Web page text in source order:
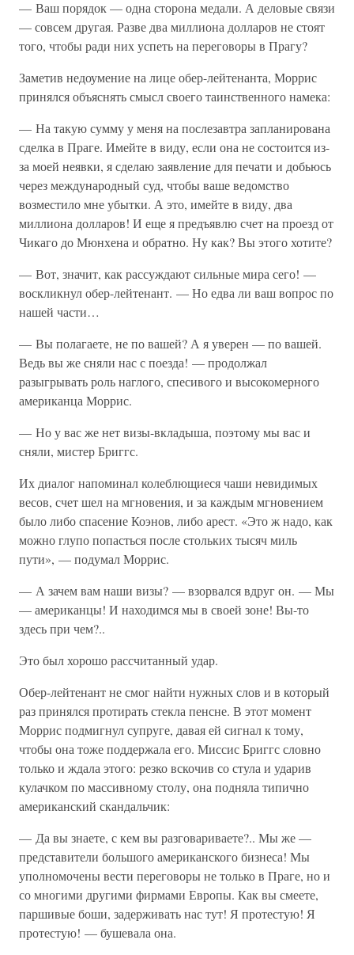
— Ваш порядок — одна сторона медали. А деловые связи
— совсем другая. Разве два миллиона долларов не стоят
того, чтобы ради них успеть на переговоры в Прагу?
Заметив недоумение на лице обер-лейтенанта, Моррис
принялся объяснять смысл своего таинственного намека:
— На такую сумму у меня на послезавтра запланирована
сделка в Праге. Имейте в виду, если она не состоится из-
за моей неявки, я сделаю заявление для печати и добьюсь
через международный суд, чтобы ваше ведомство
возместило мне убытки. А это, имейте в виду, два
миллиона долларов! И еще я предъявлю счет на проезд от
Чикаго до Мюнхена и обратно. Ну как? Вы этого хотите?
— Вот, значит, как рассуждают сильные мира сего! —
воскликнул обер-лейтенант. — Но едва ли ваш вопрос по
нашей части…
— Вы полагаете, не по вашей? А я уверен — по вашей.
Ведь вы же сняли нас с поезда! — продолжал
разыгрывать роль наглого, спесивого и высокомерного
американца Моррис.
— Но у вас же нет визы-вкладыша, поэтому мы вас и
сняли, мистер Бриггс.
Их диалог напоминал колеблющиеся чаши невидимых
весов, счет шел на мгновения, и за каждым мгновением
было либо спасение Коэнов, либо арест. «Это ж надо, как
можно глупо попасться после стольких тысяч миль
пути», — подумал Моррис.
— А зачем вам наши визы? — взорвался вдруг он. — Мы
— американцы! И находимся мы в своей зоне! Вы-то
здесь при чем?..
Это был хорошо рассчитанный удар.
Обер-лейтенант не смог найти нужных слов и в который
раз принялся протирать стекла пенсне. В этот момент
Моррис подмигнул супруге, давая ей сигнал к тому,
чтобы она тоже поддержала его. Миссис Бриггс словно
только и ждала этого: резко вскочив со стула и ударив
кулачком по массивному столу, она подняла типично
американский скандальчик:
— Да вы знаете, с кем вы разговариваете?.. Мы же —
представители большого американского бизнеса! Мы
уполномочены вести переговоры не только в Праге, но и
со многими другими фирмами Европы. Как вы смеете,
паршивые боши, задерживать нас тут! Я протестую! Я
протестую! — бушевала она.